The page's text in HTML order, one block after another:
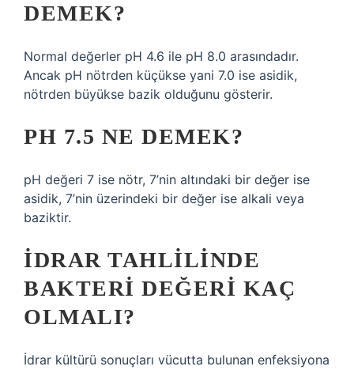
DEMEK?
Normal değerler pH 4.6 ile pH 8.0 arasındadır.
Ancak pH nötrden küçükse yani 7.0 ise asidik,
nötrden büyükse bazik olduğunu gösterir.
PH 7.5 NE DEMEK?
pH değeri 7 ise nötr, 7’nin altındaki bir değer ise
asidik, 7’nin üzerindeki bir değer ise alkali veya
baziktir.
İDRAR TAHLILINDE
BAKTERI DEĞERI KAÇ
OLMALI?
İdrar kültürü sonuçları vücutta bulunan enfeksiyona